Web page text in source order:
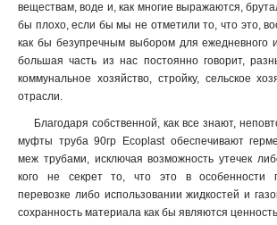
веществам, воде и, как многие выражаются,
бы плохо, если бы мы не отметили то, что это,
как бы безупречным выбором для ежедневного
большая часть из нас постоянно говорит,
коммунальное хозяйство, стройку, сельское
отрасли.
Благодаря собственной, как все знают,
муфты труба 90гр Ecoplast обеспечивают
меж трубами, исключая возможность утечек
кого не секрет то, что это в особенности
перевозке либо использовании жидкостей и
сохранность материала как бы являются